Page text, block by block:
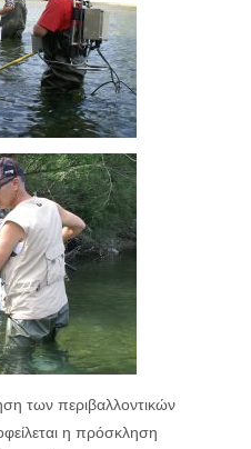
των περιβαλλοντικών
η πρόσκληση